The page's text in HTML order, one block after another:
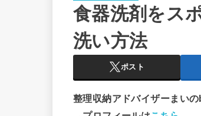
食器洗剤をス
洗い方法
ポスト
整理収納アドバイザーまい